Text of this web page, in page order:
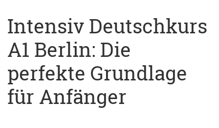
Intensiv Deutschkurs
A1 Berlin: Die
perfekte Grundlage
für Anfänger